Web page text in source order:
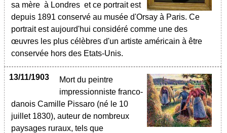
sa mère à Londres et ce portrait est
depuis 1891 conservé au musée d'Orsay à Paris. Ce
portrait est aujourd'hui considéré comme une des
œuvres les plus célèbres d'un artiste américain à être
conservée hors des Etats-Unis.
13/11/1903
Mort du peintre
impressionniste franco-
danois Camille Pissaro (né le 10
juillet 1830), auteur de nombreux
paysages ruraux, tels que